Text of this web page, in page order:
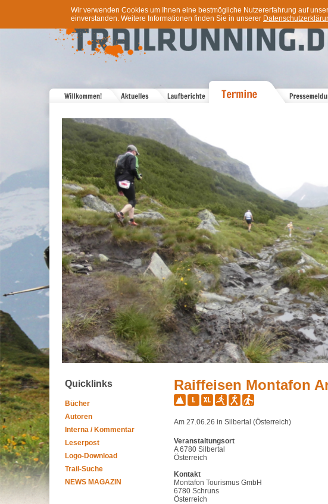
Wir verwenden Cookies um Ihnen eine bestmögliche Nutzererfahrung auf
einverstanden. Weitere Informationen finden Sie in unserer
Quicklinks
Bücher
Autoren
Interna / Kommentar
Leserpost
Logo-Download
Trail-Suche
NEWS MAGAZIN
Raiffeisen Montafon
Am 27.06.26 in Silbertal (Österreich)
Veranstaltungsort
A 6780 Silbertal
Österreich
Kontakt
Montafon Tourismus GmbH
6780 Schruns
Österreich